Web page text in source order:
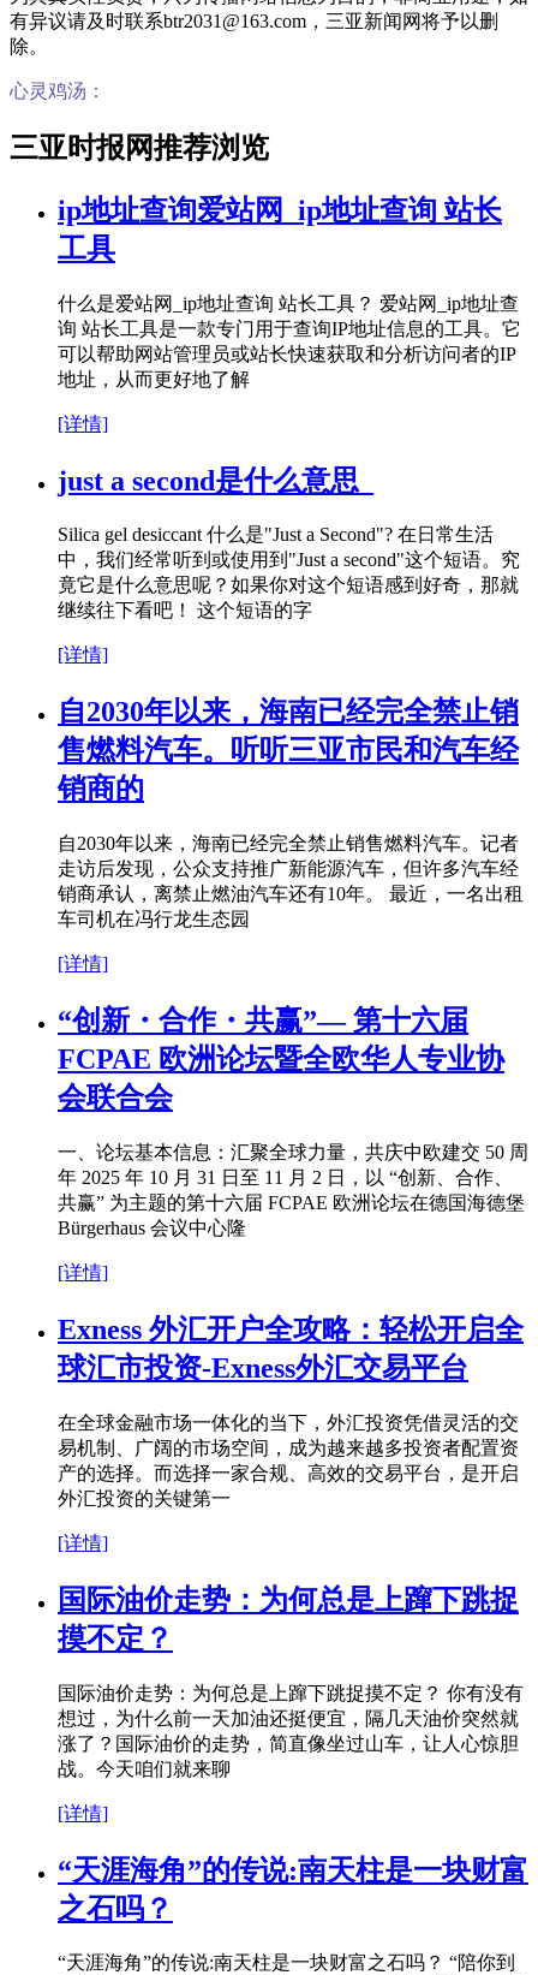
有异议请及时联系btr2031@163.com，三亚新闻网将予以删
除。
心灵鸡汤：
三亚时报网推荐浏览
ip地址查询爱站网_ip地址查询 站长
工具
什么是爱站网_ip地址查询 站长工具？ 爱站网_ip地址查
询 站长工具是一款专门用于查询IP地址信息的工具。它
可以帮助网站管理员或站长快速获取和分析访问者的IP
地址，从而更好地了解
[详情]
just a second是什么意思_
Silica gel desiccant 什么是"Just a Second"? 在日常生活
中，我们经常听到或使用到"Just a second"这个短语。究
竟它是什么意思呢？如果你对这个短语感到好奇，那就
继续往下看吧！ 这个短语的字
[详情]
自2030年以来，海南已经完全禁止销
售燃料汽车。听听三亚市民和汽车经
销商的
自2030年以来，海南已经完全禁止销售燃料汽车。记者
走访后发现，公众支持推广新能源汽车，但许多汽车经
销商承认，离禁止燃油汽车还有10年。 最近，一名出租
车司机在冯行龙生态园
[详情]
“创新・合作・共赢”— 第十六届
FCPAE 欧洲论坛暨全欧华人专业协
会联合会
一、论坛基本信息：汇聚全球力量，共庆中欧建交 50 周
年 2025 年 10 月 31 日至 11 月 2 日，以 “创新、合作、
共赢” 为主题的第十六届 FCPAE 欧洲论坛在德国海德堡
Bürgerhaus 会议中心隆
[详情]
Exness 外汇开户全攻略：轻松开启全
球汇市投资-Exness外汇交易平台
在全球金融市场一体化的当下，外汇投资凭借灵活的交
易机制、广阔的市场空间，成为越来越多投资者配置资
产的选择。而选择一家合规、高效的交易平台，是开启
外汇投资的关键第一
[详情]
国际油价走势：为何总是上蹿下跳捉
摸不定？
国际油价走势：为何总是上蹿下跳捉摸不定？ 你有没有
想过，为什么前一天加油还挺便宜，隔几天油价突然就
涨了？国际油价的走势，简直像坐过山车，让人心惊胆
战。今天咱们就来聊
[详情]
“天涯海角”的传说:南天柱是一块财富
之石吗？
“天涯海角”的传说:南天柱是一块财富之石吗？ “陪你到